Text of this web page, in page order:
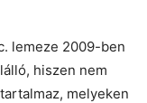
lemeze 2009-ben
hiszen nem
melyeken